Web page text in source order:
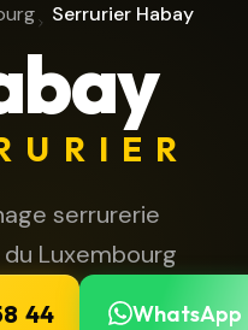
Luxembourg
Serrurier Habay
serrurerie
Luxembourg
44 WhatsApp